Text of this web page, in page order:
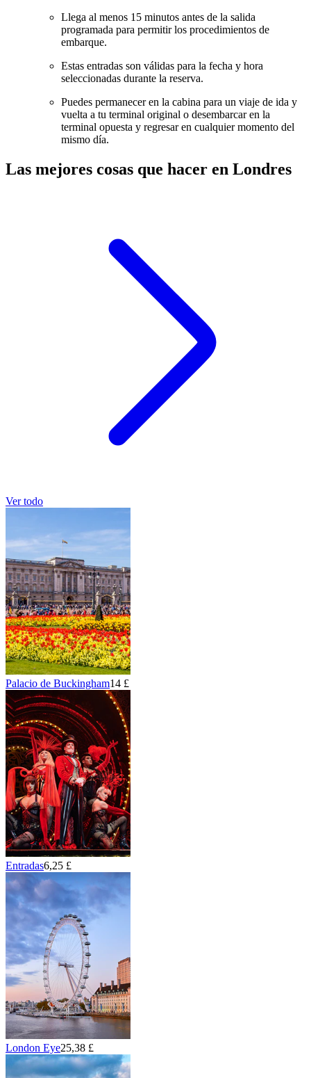
Llega al menos 15 minutos antes de la salida
programada para permitir los procedimientos de
embarque.
Estas entradas son válidas para la fecha y hora
seleccionadas durante la reserva.
Puedes permanecer en la cabina para un viaje de ida y
vuelta a tu terminal original o desembarcar en la
terminal opuesta y regresar en cualquier momento del
mismo día.
Las mejores cosas que hacer en Londres
Ver todo
Palacio de Buckingham14 £
Entradas6,25 £
London Eye25,38 £